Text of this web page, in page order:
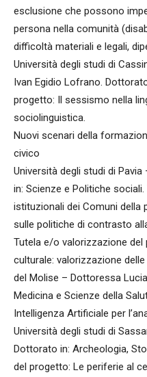
esclusione che possono
persona nella comunità
difficoltà materiali e legali,
Università degli studi di
Ivan Egidio Lofrano.
progetto: Il sessismo nella
sociolinguistica.
Nuovi scenari della
civico
Università degli studi di
in: Scienze e Politiche
istituzionali dei Comuni della
sulle politiche di contrasto
Tutela e/o valorizzazione
culturale: valorizzazione
del Molise – Dottoressa
Medicina e Scienze della
Intelligenza Artificiale per
Università degli studi di
Dottorato in: Archeologia,
del progetto: Le periferie al